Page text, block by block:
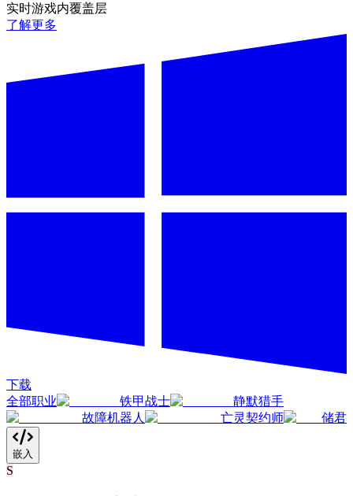
实时游戏内覆盖层
了解更多
下载
全部职业
铁甲战士
静默猎手
故障机器人
亡灵契约师 储君
嵌入
S